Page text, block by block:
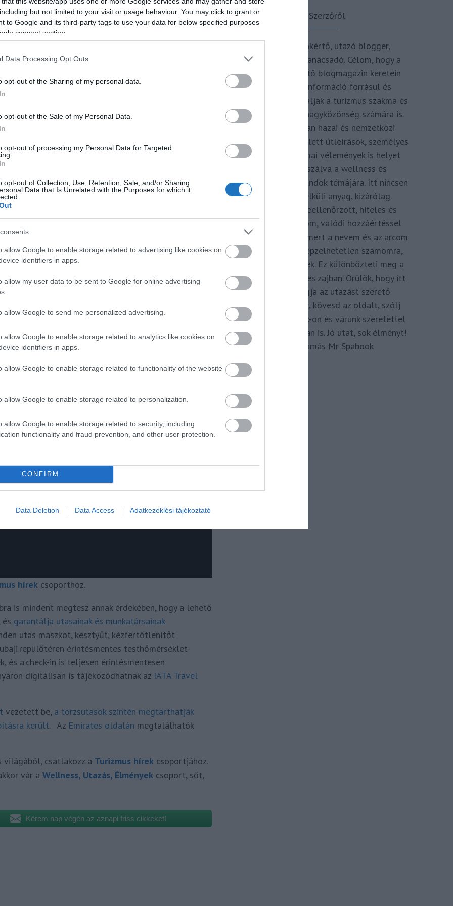
but not limited to your visit or usage behaviour. You may click to grant or
to Google and its third-party tags to use your data for below specified purposes
consent section.
Data Processing Opt Outs
opt-out of the Sharing of my personal data.
opt-out of the Sale of my Personal Data.
opt-out of processing my Personal Data for Targeted
opt-out of Collection, Use, Retention, Sale, and/or Sharing
Data that Is Unrelated with the Purposes for which it
allow Google to enable storage related to advertising like cookies on
identifiers in apps.
allow my user data to be sent to Google for online advertising
allow Google to send me personalized advertising.
allow Google to enable storage related to analytics like cookies on
identifiers in apps.
allow Google to enable storage related to functionality of the website
allow Google to enable storage related to personalization.
allow Google to enable storage related to security, including
functionality and fraud prevention, and other user protection.
CONFIRM
Data Deletion Data Access Adatkezeklési tájékoztató
hírek
és az úti céltól függetlenül több esetre – köztük
– kiterjedő ingyenes utasbiztosítást
kell semmilyen kérvényt kitölteni, mert a foglalás
biztosítás, ami az első utazás napjától számítva 31
többek között félmillió dollárig (kb. 150 millió
dollárig (2,2 millió forintig) fizet kártérítést a
részletes kondíciói itt olvashatók. el
hírek csoporthoz.
is mindent megtesz annak érdekében, hogy a lehető
garantálja utasainak és munkatársainak
utas maszkot, kesztyűt, kézfertőtlenítőt
repülőtéren érintésmentes testhőmérséklet-
és a check-in is teljesen érintésmentesen
digitálisan is tájékozódhatnak az IATA Travel
vezetett be, a törzsutasok szintén megtarthatják
került. Az Emirates oldalán megtalálhatók
csatlakozz a Turizmus hírek csoportjához.
vár a Wellness, Utazás, Élmények csoport, sőt,
Kérem nap végén az aznapi friss cikkeket!
A Szerzőről
Turisztikai szakértő, utazó blogger,
vendégélmény tanácsadó. Célom, hogy a
kategória teremtő blogmagazin keretein
belül hiteles információ forrásul és
inspirációul szolgáljak a turizmus szakma és
az utazni vágyó nagyközönség számára is.
Repertoáromban hazai és nemzetközi
turizmus hírek mellett útleírások, személyes
ajánlók és szakmai vélemények is helyet
kapnak, fókuszálva a wellness és
termálfürdők, strandok témájára. Itt nincsen
hivatkozás nélküli anyag, kizárólag
többszörösen leellenőrzött, hiteles és
minőségi tartalom, valódi hozzáértéssel
megkomponálva, mert a nevem és az arcom
adom hozzá. Elképzelhetetlen számomra,
hogy ne így tegyek. Ez különbözteti meg a
Spabook-ot a netes zajban. Örülök, hogy itt
vagy, légy tagja az utazást szerető
Közösségünknek, kövesd az oldalt, szólj
hozzá a Facebook-on és várunk szeretettel
zárt csoportunkban is. Jó utat, sok élményt!
Kassay Tamás Mr Spabook